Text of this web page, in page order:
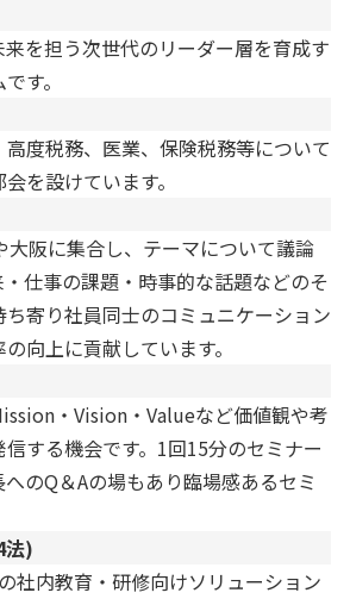
を担う次世代のリーダー層を育成す
す。
度税務、医業、保険税務等について
を設けています。
大阪に集合し、テーマについて議論
仕事の課題・時事的な話題などのそ
寄り社員同士のコミュニケーション
向上に貢献しています。
・Vision・Valueなど価値観や考
する機会です。1回15分のセミナー
のQ＆Aの場もあり臨場感あるセミ
法)
社内教育・研修向けソリューション